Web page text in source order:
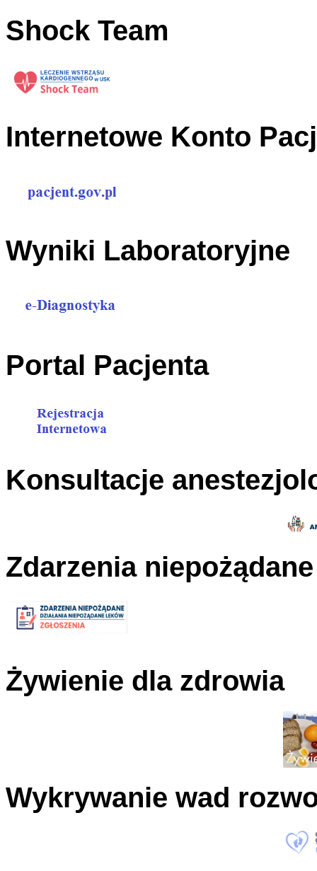
Shock Team
Internetowe Konto
Wyniki Laboratoryjne
Portal Pacjenta
Konsultacje
Zdarzenia niepożądane
Żywienie dla zdrowia
Wykrywanie wad